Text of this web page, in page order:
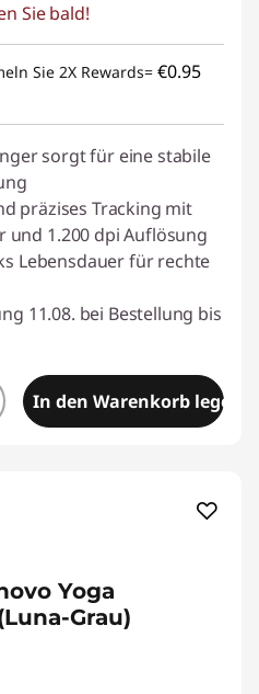
Sie bald!
Sie 2X Rewards= €0.95
sorgt für eine stabile
präzises Tracking mit
und 1.200 dpi Auflösung
Lebensdauer für rechte
11.08. bei Bestellung bis
In den Warenkorb legen
Yoga
Grau)